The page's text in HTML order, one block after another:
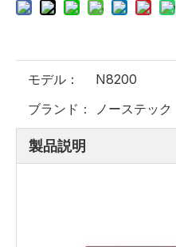
モデル：
N8200
ブランド：
ノーステック
製品説明